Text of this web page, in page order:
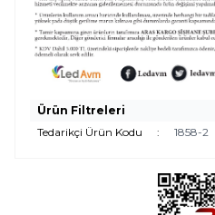
Ürün Filtreleri
Tedarikçi Ürün Kodu
: 1858-2